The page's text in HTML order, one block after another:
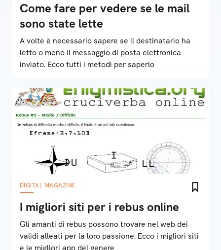
Come fare per vedere se le mail
sono state lette
A volte è necessario sapere se il destinatario ha
letto o meno il messaggio di posta elettronica
inviato. Ecco tutti i metodi per saperlo
DIGITAL MAGAZINE
I migliori siti per i rebus online
Gli amanti di rebus possono trovare nel web dei
validi alleati per la loro passione. Ecco i migliori siti
e le migliori app del genere